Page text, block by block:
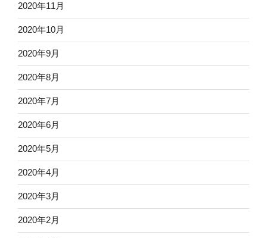
2020年11月
2020年10月
2020年9月
2020年8月
2020年7月
2020年6月
2020年5月
2020年4月
2020年3月
2020年2月